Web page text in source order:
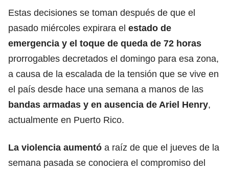
Estas decisiones se toman después de que el
pasado miércoles expirara el estado de
emergencia y el toque de queda de 72 horas
prorrogables decretados el domingo para esa zona,
a causa de la escalada de la tensión que se vive en
el país desde hace una semana a manos de las
bandas armadas y en ausencia de Ariel Henry,
actualmente en Puerto Rico.
La violencia aumentó a raíz de que el jueves de la
semana pasada se conociera el compromiso del